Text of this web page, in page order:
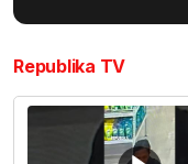
Republika TV